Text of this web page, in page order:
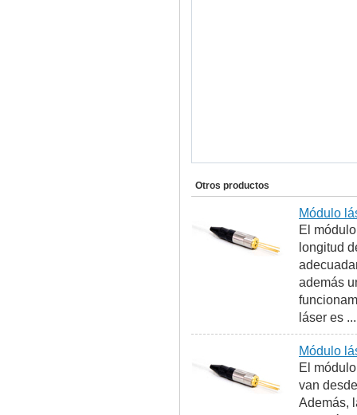
Otros productos
Módulo
El
longitud
además
láser es ...
Módulo
El
van
Además,